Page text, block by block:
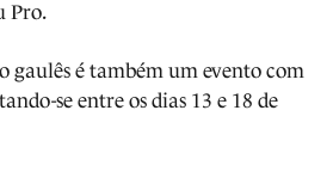
Pro.
gaulês é também um evento com
se entre os dias 13 e 18 de